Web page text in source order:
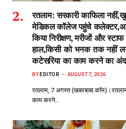
रतलाम: सरकारी काफिला
मेडिकल कॉलेज पहुंचे कलेक्टर,आम
किया निरीक्षण, मरीजों और
हाल,किसी को भनक तक नहीं
कटेसरिया का काम करने का
BY EDITOR AUGUST 7, 2026
रतलाम, 7 अगस्त
काम करने…